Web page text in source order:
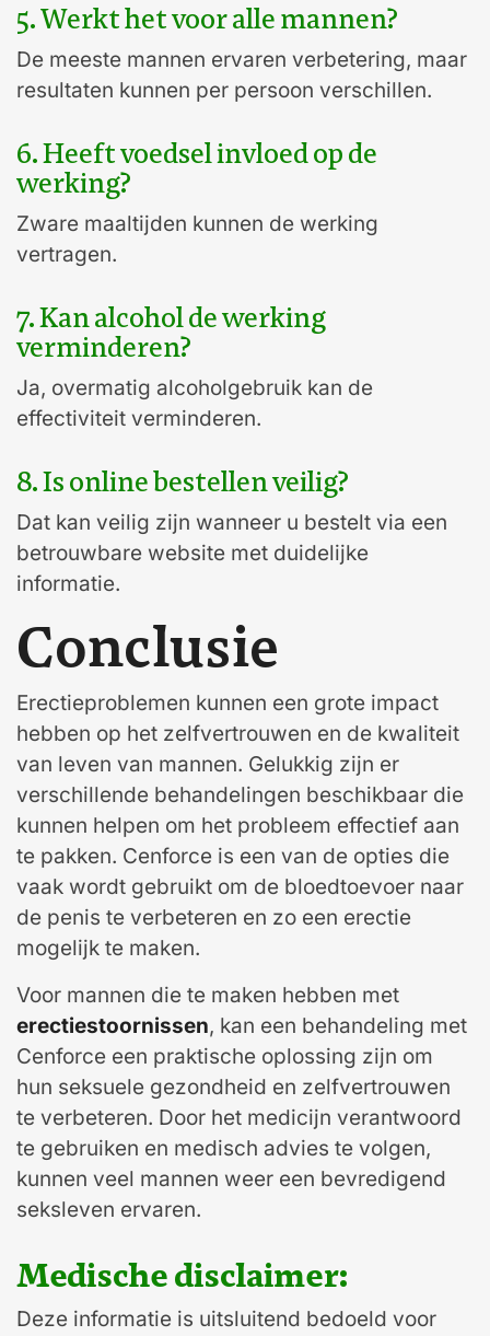
5. Werkt het voor alle mannen?
De meeste mannen ervaren verbetering, maar
resultaten kunnen per persoon verschillen.
6. Heeft voedsel invloed op de
werking?
Zware maaltijden kunnen de werking
vertragen.
7. Kan alcohol de werking
verminderen?
Ja, overmatig alcoholgebruik kan de
effectiviteit verminderen.
8. Is online bestellen veilig?
Dat kan veilig zijn wanneer u bestelt via een
betrouwbare website met duidelijke
informatie.
Conclusie
Erectieproblemen kunnen een grote impact
hebben op het zelfvertrouwen en de kwaliteit
van leven van mannen. Gelukkig zijn er
verschillende behandelingen beschikbaar die
kunnen helpen om het probleem effectief aan
te pakken. Cenforce is een van de opties die
vaak wordt gebruikt om de bloedtoevoer naar
de penis te verbeteren en zo een erectie
mogelijk te maken.
Voor mannen die te maken hebben met
erectiestoornissen, kan een behandeling met
Cenforce een praktische oplossing zijn om
hun seksuele gezondheid en zelfvertrouwen
te verbeteren. Door het medicijn verantwoord
te gebruiken en medisch advies te volgen,
kunnen veel mannen weer een bevredigend
seksleven ervaren.
Medische disclaimer:
Deze informatie is uitsluitend bedoeld voor